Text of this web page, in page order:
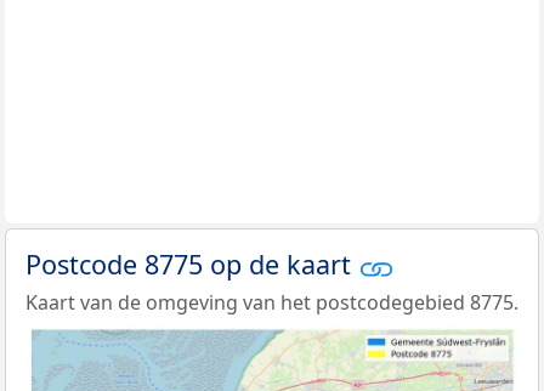
Postcode 8775 op de kaart
Kaart van de omgeving van het postcodegebied 8775.